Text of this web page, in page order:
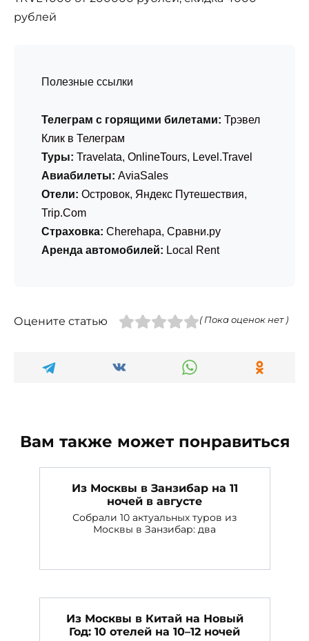
рублей
Полезные ссылки
Телеграм с горящими билетами: Трэвел
Клик в Телеграм
Туры: Travelata, OnlineTours, Level.Travel
Авиабилеты: AviaSales
Отели: Островок, Яндекс Путешествия,
Trip.Com
Страховка: Cherehapa, Сравни.ру
Аренда автомобилей: Local Rent
Оцените статью ( Пока оценок нет )
Вам также может понравиться
Из Москвы в Занзибар на 11
ночей в августе
Собрали 10 актуальных туров из
Москвы в Занзибар: два
Из Москвы в Китай на Новый
Год: 10 отелей на 10–12 ночей